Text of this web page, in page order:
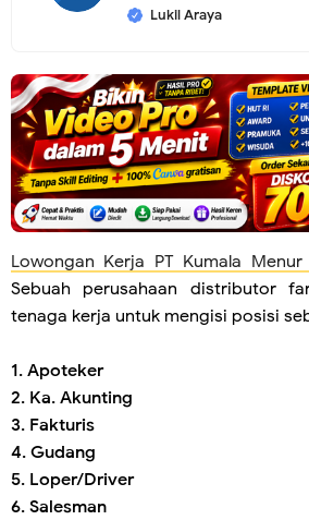
Lukil Araya
Lowongan Kerja PT Kumala
Sebuah perusahaan distributor
tenaga kerja untuk mengisi posisi
1. Apoteker
2. Ka. Akunting
3. Fakturis
4. Gudang
5. Loper/Driver
6. Salesman